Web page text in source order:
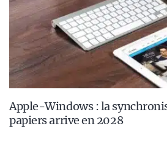
Apple-Windows : la
papiers arrive en 2028